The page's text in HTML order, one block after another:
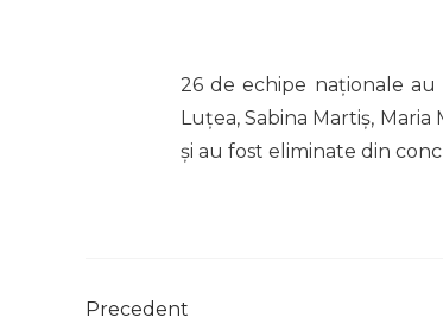
26 de echipe naționale au
Luțea, Sabina Martiș,
și au fost eliminate din
Precedent